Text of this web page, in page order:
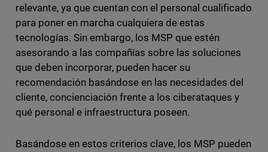
relevante, ya que cuentan con el personal cualificado
para poner en marcha cualquiera de estas
tecnologías. Sin embargo, los MSP que estén
asesorando a las compañías sobre las soluciones
que deben incorporar, pueden hacer su
recomendación basándose en las necesidades del
cliente, concienciación frente a los ciberataques y
qué personal e infraestructura poseen.
Basándose en estos criterios clave, los MSP pueden